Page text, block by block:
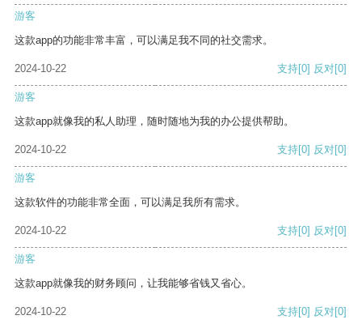
游客
这款app的功能非常丰富，可以满足我不同的社交需求。
2024-10-22 支持[0] 反对[0]
游客
这款app就像我的私人助理，随时随地为我的办公提供帮助。
2024-10-22 支持[0] 反对[0]
游客
这款软件的功能非常全面，可以满足我所有需求。
2024-10-22 支持[0] 反对[0]
游客
这款app就像我的财务顾问，让我能够省钱又省心。
2024-10-22 支持[0] 反对[0]